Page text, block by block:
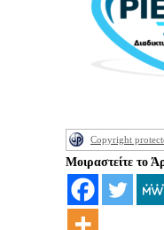
Copyright
Μοιραστείτε το